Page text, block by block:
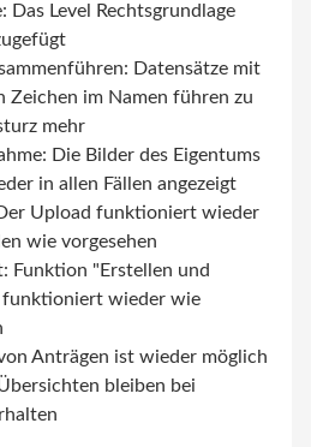
Das Level Rechtsgrundlage
Datensätze mit
Zeichen im Namen führen zu
mehr
Die Bilder des Eigentums
in allen Fällen angezeigt
Upload funktioniert wieder
wie vorgesehen
Funktion "Erstellen und
wieder wie
Anträgen ist wieder möglich
bleiben bei